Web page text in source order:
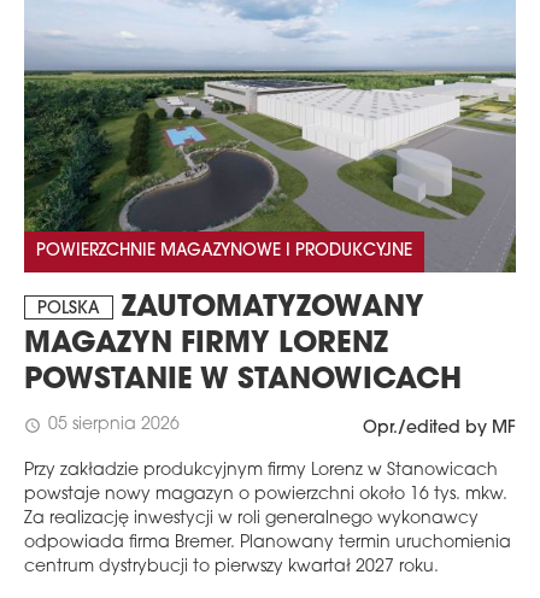
POWIERZCHNIE MAGAZYNOWE I PRODUKCYJNE
POLSKA
ZAUTOMATYZOWANY
MAGAZYN FIRMY LORENZ
POWSTANIE W STANOWICACH
schedule 05 sierpnia 2026 Opr./edited by MF
Przy zakładzie produkcyjnym firmy Lorenz w Stanowicach
powstaje nowy magazyn o powierzchni około 16 tys. mkw.
Za realizację inwestycji w roli generalnego wykonawcy
odpowiada firma Bremer. Planowany termin uruchomienia
centrum dystrybucji to pierwszy kwartał 2027 roku.